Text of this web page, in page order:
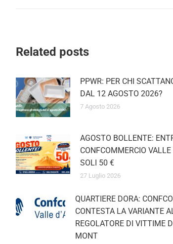
Related posts
PPWR: PER CHI
DAL 12 AGOSTO 2026?
7 Agosto 2026
AGOSTO BOLLENTE:
CONFCOMMERCIO VALLE
SOLI 50 €
27 Luglio 2026
QUARTIERE DORA:
CONTESTA LA VARIANTE
REGOLATORE DI VITTIME
MONT